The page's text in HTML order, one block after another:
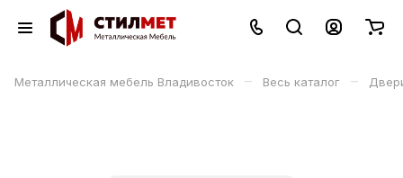
Металлическая мебель Владивосток – Весь каталог –